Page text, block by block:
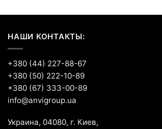
НАШИ КОНТАКТЫ:
+380 (44) 227-88-67
+380 (50) 222-10-89
+380 (67) 333-00-89
info@anvigroup.ua
Украина, 04080, г. Киев,